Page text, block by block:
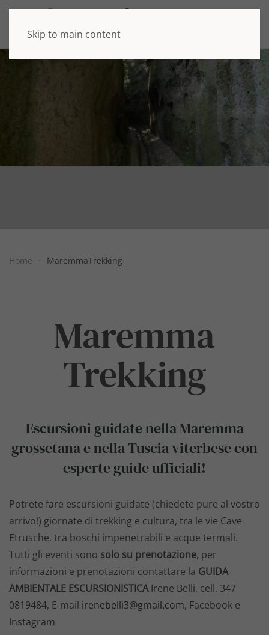
Skip to main content
Home MaremmaTrekking
Maremma
Trekking
Escursioni guidate nella Maremma
grossetana e nella Tuscia viterbese con
esperte guide ufficiali!
Potrete fare escursioni guidate (chiedete pure al vostro
arrivo!) giornate di trekking e cultura, tra le vie Cave
Etrusche, tra boschi impenetrabili e acque termali.
Tutti gli eventi sono solo su prenotazione, per
informazioni e prenotazioni contattare la GUIDA
AMBIENTALE ESCURSIONISTICAIrene Belli, cell. 347
0819484, E-mail irenebelli3@gmail.com, Facebook e
Instagram